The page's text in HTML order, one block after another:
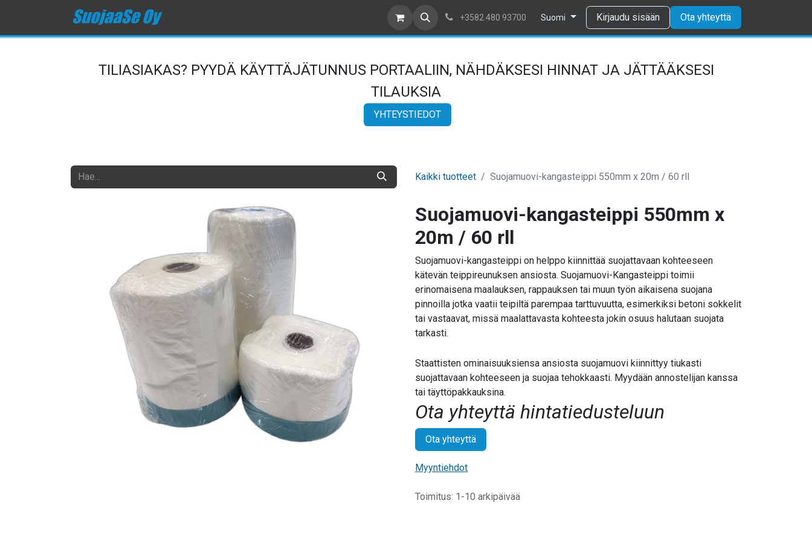
Referenssit Artikkelit Myyntiehdot Tietosuojaseloste
+3582 480 93700 Suomi Kirjaudu sisään Ota yhteyttä
TILIASIAKAS? PYYDÄ KÄYTTÄJÄTUNNUS PORTAALIIN, NÄHDÄKSESI HINNAT JA JÄTTÄÄKSESI
TILAUKSIA
YHTEYSTIEDOT
Kaikki tuotteet Suojamuovi-kangasteippi 550mm x 20m / 60 rll
Suojamuovi-kangasteippi 550mm x
20m / 60 rll
Suojamuovi-kangasteippi on helppo kiinnittää suojattavaan kohteeseen
kätevän teippireunuksen ansiosta. Suojamuovi-Kangasteippi toimii
erinomaisena maalauksen, rappauksen tai muun työn aikaisena suojana
pinnoilla jotka vaatii teipiltä parempaa tarttuvuutta, esimerkiksi betoni sokkelit
tai vastaavat, missä maalattavasta kohteesta jokin osuus halutaan suojata
tarkasti.
Staattisten ominaisuuksiensa ansiosta suojamuovi kiinnittyy tiukasti
suojattavaan kohteeseen ja suojaa tehokkaasti. Myydään annostelijan kanssa
tai täyttöpakkauksina.
Ota yhteyttä hintatiedusteluun
Ota yhteyttä
Myyntiehdot
Toimitus: 1-10 arkipäivää